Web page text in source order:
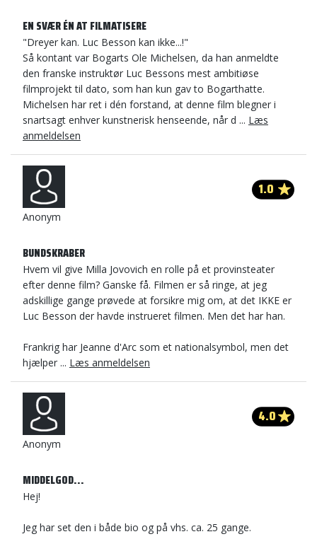
EN SVÆR ÉN AT FILMATISERE
"Dreyer kan. Luc Besson kan ikke...!"
Så kontant var Bogarts Ole Michelsen, da han anmeldte
den franske instruktør Luc Bessons mest ambitiøse
filmprojekt til dato, som han kun gav to Bogarthatte.
Michelsen har ret i dén forstand, at denne film blegner i
snartsagt enhver kunstnerisk henseende, når d ... Læs
anmeldelsen
Anonym
1.0
BUNDSKRABER
Hvem vil give Milla Jovovich en rolle på et provinsteater
efter denne film? Ganske få. Filmen er så ringe, at jeg
adskillige gange prøvede at forsikre mig om, at det IKKE er
Luc Besson der havde instrueret filmen. Men det har han.
Frankrig har Jeanne d'Arc som et nationalsymbol, men det
hjælper ... Læs anmeldelsen
Anonym
4.0
MIDDELGOD...
Hej!
Jeg har set den i både bio og på vhs. ca. 25 gange.